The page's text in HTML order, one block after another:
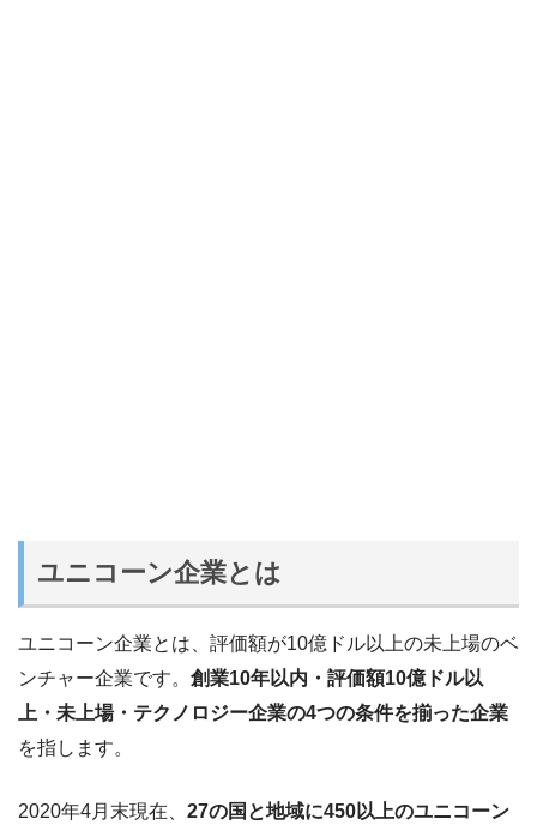
ユニコーン企業とは
ユニコーン企業とは、評価額が10億ドル以上の未上場のベ
ンチャー企業です。 創業10年以内・評価額10億ドル以
上・未上場・テクノロジー企業の4つの条件を揃った企業
を指します。
2020年4月末現在、 27の国と地域に450以上のユニコーン